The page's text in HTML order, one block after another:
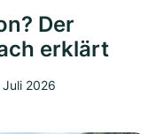
Der
erklärt
Juli 2026